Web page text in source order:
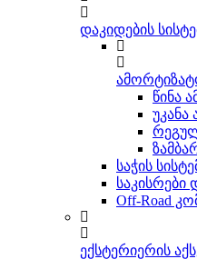
დაკიდების
წინა
საჭის
საკისრები
Off-Road
ექსტერიერის